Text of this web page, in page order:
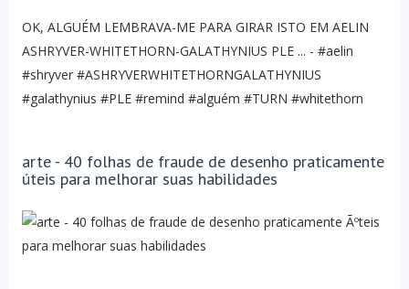
OK, ALGUÉM LEMBRAVA-ME PARA GIRAR ISTO EM AELIN
ASHRYVER-WHITETHORN-GALATHYNIUS PLE ... - #aelin
#shryver #ASHRYVERWHITETHORNGALATHYNIUS
#galathynius #PLE #remind #alguém #TURN #whitethorn
arte - 40 folhas de fraude de desenho praticamente
úteis para melhorar suas habilidades